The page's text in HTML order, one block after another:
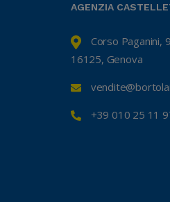
AGENZIA
Corso Paganini,
16125, Genova
+39 010 25 11